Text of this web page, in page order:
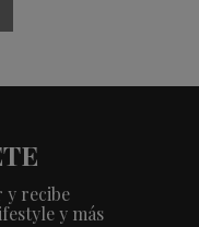
y recibe
y más